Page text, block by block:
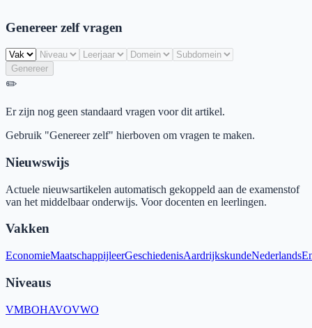
Genereer zelf vragen
Genereer
✏️
Er zijn nog geen standaard vragen voor dit artikel.
Gebruik "Genereer zelf" hierboven om vragen te maken.
Nieuwswijs
Actuele nieuwsartikelen automatisch gekoppeld aan de examenstof
van het middelbaar onderwijs. Voor docenten en leerlingen.
Vakken
EconomieMaatschappijleerGeschiedenisAardrijkskundeNederlands
Niveaus
VMBOHAVOVWO